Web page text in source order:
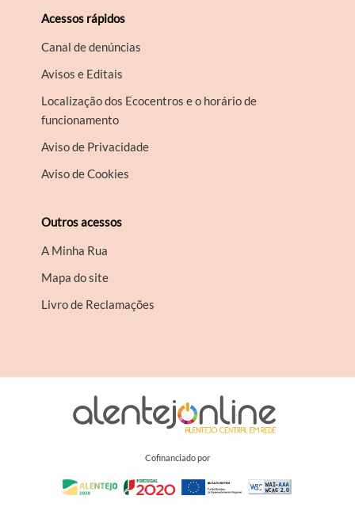
Acessos rápidos
Canal de denúncias
Avisos e Editais
Localização dos Ecocentros e o horário de
funcionamento
Aviso de Privacidade
Aviso de Cookies
Outros acessos
A Minha Rua
Mapa do site
Livro de Reclamações
Cofinanciado por